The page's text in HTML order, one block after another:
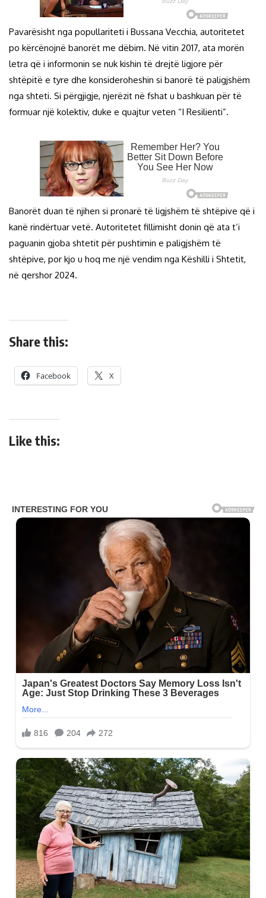
Pavarësisht nga popullariteti i Bussana Vecchia, autoritetet
po kërcënojnë banorët me dëbim. Në vitin 2017, ata morën
letra që i informonin se nuk kishin të drejtë ligjore për
shtëpitë e tyre dhe konsideroheshin si banorë të paligjshëm
nga shteti. Si përgjigje, njerëzit në fshat u bashkuan për të
formuar një kolektiv, duke e quajtur veten “I Resilienti”.
Banorët duan të njihen si pronarë të ligjshëm të shtëpive që i
kanë rindërtuar vetë. Autoritetet fillimisht donin që ata t’i
paguanin gjoba shtetit për pushtimin e paligjshëm të
shtëpive, por kjo u hoq me një vendim nga Këshilli i Shtetit,
në qershor 2024.
Share this:
Facebook X
Like this: